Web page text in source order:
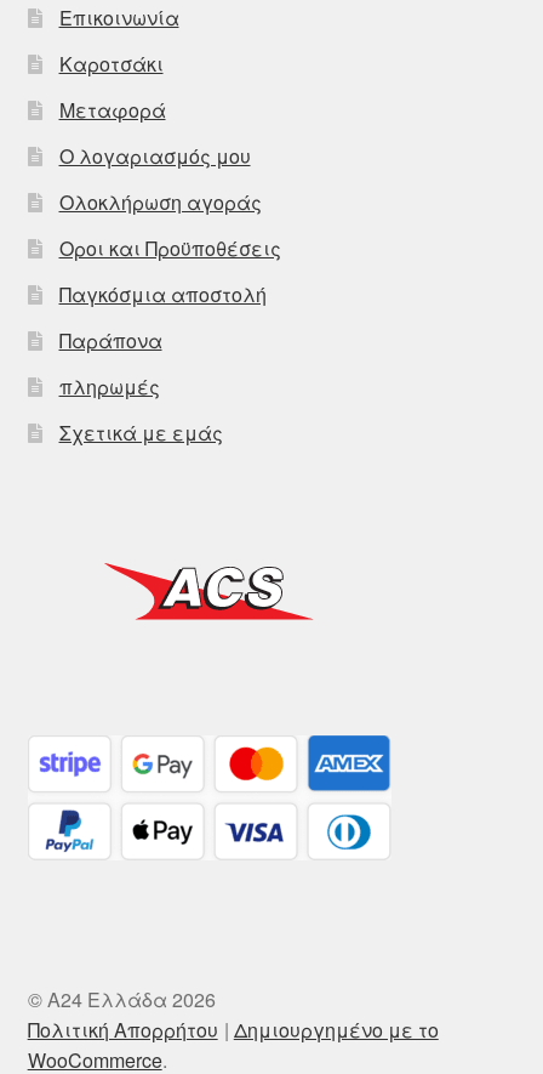
Επικοινωνία
Καροτσάκι
Μεταφορά
Ο λογαριασμός μου
Ολοκλήρωση αγοράς
Οροι και Προϋποθέσεις
Παγκόσμια αποστολή
Παράπονα
πληρωμές
Σχετικά με εμάς
© A24 Ελλάδα 2026
Πολιτική Απορρήτου
Δημιουργημένο με το
WooCommerce.